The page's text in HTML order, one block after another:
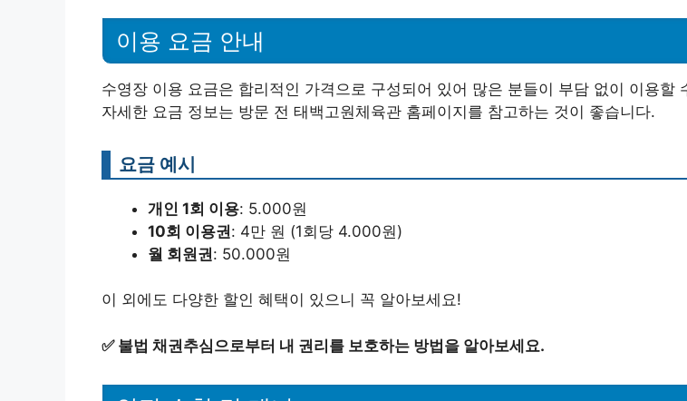
이용 요금 안내
수영장 이용 요금은 합리적인 가격으로 구성되어 있어 많은 분들이 부담 없이 이용할
자세한 요금 정보는 방문 전 태백고원체육관 홈페이지를 참고하는 것이 좋습니다.
요금 예시
개인 1회 이용: 5.000원
10회 이용권: 4만 원 (1회당 4.000원)
월 회원권: 50.000원
이 외에도 다양한 할인 혜택이 있으니 꼭 알아보세요!
✅ 불법 채권추심으로부터 내 권리를 보호하는 방법을 알아보세요.